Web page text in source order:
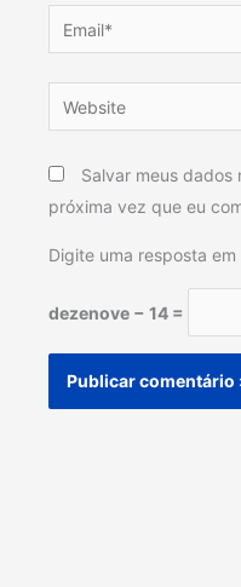
Email*
Website
Salvar meus dados
próxima vez que eu
Digite uma resposta em
dezenove − 14 =